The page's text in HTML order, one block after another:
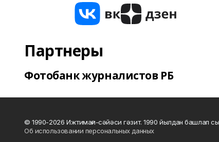
Партнеры
Фотобанк журналистов РБ
© 1990-2026 Ижтимағи-сәйәси гәзит. 1990 йылдан башлап
Об использовании персональных данных